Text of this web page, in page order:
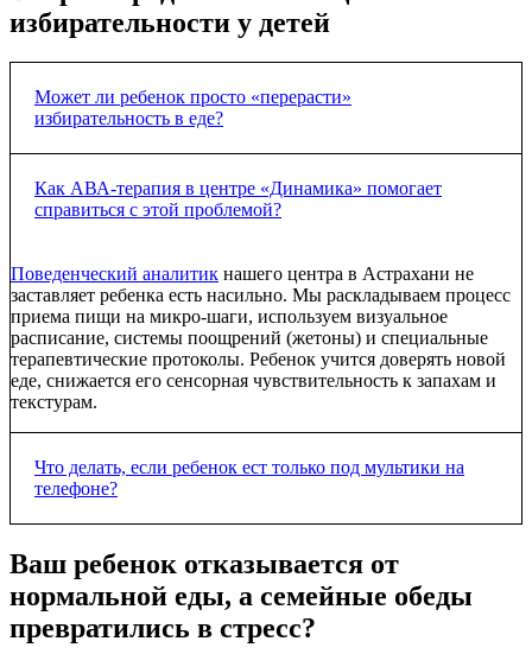
избирательности у детей
Может ли ребенок просто «перерасти»
избирательность в еде?
Легкие возрастные капризы (неофобия в возрасте 2–3 лет)
действительно могут пройти сами при правильном
поведении родителей. Но если у ребенка выраженная
длится месяцами — без коррекции деструктивный навык
только закрепится. С возрастом это может привести к
дефициту витаминов, проблемам с ЖКТ и задержке
психоречевого развития.
Как АВА-терапия в центре «Динамика» помогает
справиться с этой проблемой?
Поведенческий аналитик нашего центра в Астрахани не
заставляет ребенка есть насильно. Мы раскладываем процесс
приема пищи на микро-шаги, используем визуальное
расписание, системы поощрений (жетоны) и специальные
терапевтические протоколы. Ребенок учится доверять новой
еде, снижается его сенсорная чувствительность к запахам и
текстурам.
Что делать, если ребенок ест только под мультики на
телефоне?
Кормление под гаджеты — это опасная ловушка. Мозг
ребенка в этот момент занят яркой картинкой и «не видит»
еду. Как только вы выключите экран, ребенок снова откажется
от пищи, так как не выработал осознанный навык жевания и
глотания. АВА-специалисты центра «Динамика» помогают
Ваш ребенок отказывается от
нормальной еды, а семейные обеды
превратились в стресс?